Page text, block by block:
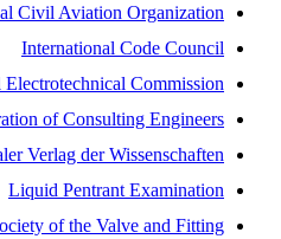
Civil Aviation Organization
International Code Council
Electrotechnical Commission
of Consulting Engineers
Verlag der Wissenschaften
Liquid Pentrant Examination
of the Valve and Fitting